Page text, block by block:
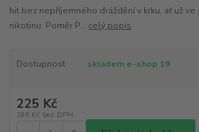
hit bez nepříjemného dráždění v krku, ať už
nikotinu. Poměr P... celý popis
Dostupnost skladem e-shop 19
225 Kč
186 Kč bez DPH